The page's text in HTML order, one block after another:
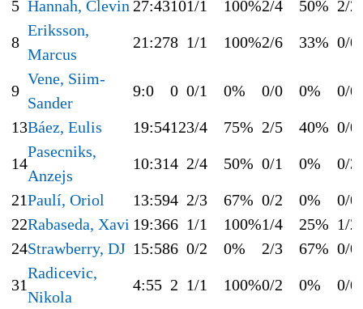
5 Hannah, Clevin 27:43101/1 100%2/4 50% 2/2
8
Eriksson,
Marcus
21:278 1/1 100%2/6 33% 0/0
9
Vene, Siim-
Sander
9:0 0 0/1 0% 0/0 0% 0/0
13Báez, Eulis 19:54123/4 75% 2/5 40% 0/0
14
Pasecniks,
Anzejs
10:314 2/4 50% 0/1 0% 0/3
21Paulí, Oriol 13:594 2/3 67% 0/2 0%
0/0
22Rabaseda, Xavi 19:366 1/1 100%1/4 25% 1/2
24Strawberry, DJ 15:586 0/2 0% 2/3 67% 0/0
31
Radicevic,
Nikola
4:55 2 1/1 100%0/2 0% 0/0